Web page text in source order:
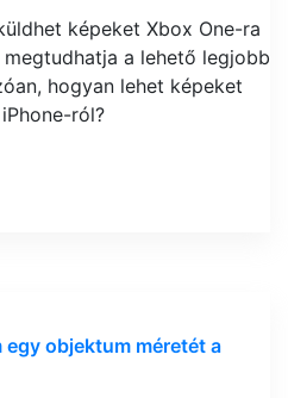
képeket Xbox One-ra
a lehető legjobb
hogyan lehet képeket
ról?
objektum méretét a